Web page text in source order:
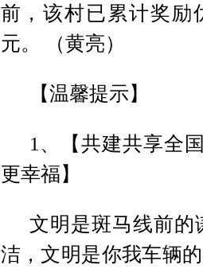
前，该村已累计奖励
元。 （黄亮）
【温馨提示】
1、【共建共享全
更幸福】
文明是斑马线前的
洁，文明是你我车辆